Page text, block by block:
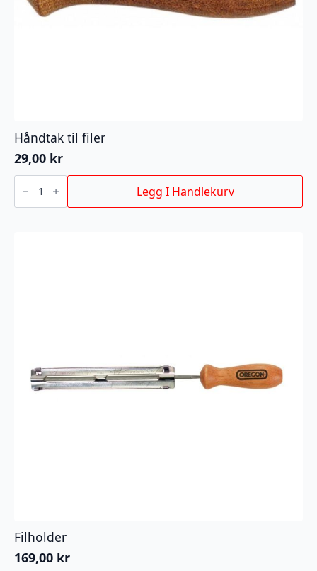
Håndtak til filer
29,00 kr
Håndtak
antall
Legg I Handlekurv
Filholder
169,00 kr